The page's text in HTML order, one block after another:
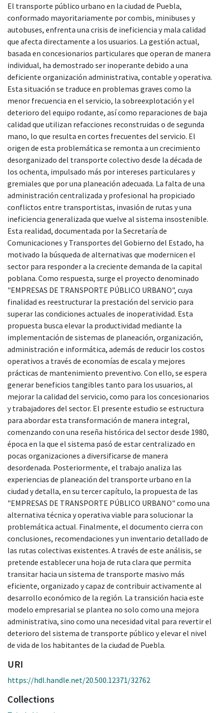
El transporte público urbano en la ciudad de Puebla,
conformado mayoritariamente por combis, minibuses y
autobuses, enfrenta una crisis de ineficiencia y mala calidad
que afecta directamente a los usuarios. La gestión actual,
basada en concesionarios particulares que operan de manera
individual, ha demostrado ser inoperante debido a una
deficiente organización administrativa, contable y operativa.
Esta situación se traduce en problemas graves como la
menor frecuencia en el servicio, la sobreexplotación y el
deterioro del equipo rodante, así como reparaciones de baja
calidad que utilizan refacciones reconstruidas o de segunda
mano, lo que resulta en cortes frecuentes del servicio. El
origen de esta problemática se remonta a un crecimiento
desorganizado del transporte colectivo desde la década de
los ochenta, impulsado más por intereses particulares y
gremiales que por una planeación adecuada. La falta de una
administración centralizada y profesional ha propiciado
conflictos entre transportistas, invasión de rutas y una
ineficiencia generalizada que vuelve al sistema insostenible.
Esta realidad, documentada por la Secretaría de
Comunicaciones y Transportes del Gobierno del Estado, ha
motivado la búsqueda de alternativas que modernicen el
sector para responder a la creciente demanda de la capital
poblana. Como respuesta, surge el proyecto denominado
"EMPRESAS DE TRANSPORTE PÚBLICO URBANO", cuya
finalidad es reestructurar la prestación del servicio para
superar las condiciones actuales de inoperatividad. Esta
propuesta busca elevar la productividad mediante la
implementación de sistemas de planeación, organización,
administración e informática, además de reducir los costos
operativos a través de economías de escala y mejores
prácticas de mantenimiento preventivo. Con ello, se espera
generar beneficios tangibles tanto para los usuarios, al
mejorar la calidad del servicio, como para los concesionarios
y trabajadores del sector. El presente estudio se estructura
para abordar esta transformación de manera integral,
comenzando con una reseña histórica del sector desde 1980,
época en la que el sistema pasó de estar centralizado en
pocas organizaciones a diversificarse de manera
desordenada. Posteriormente, el trabajo analiza las
experiencias de planeación del transporte urbano en la
ciudad y detalla, en su tercer capítulo, la propuesta de las
"EMPRESAS DE TRANSPORTE PÚBLICO URBANO" como una
alternativa técnica y operativa viable para solucionar la
problemática actual. Finalmente, el documento cierra con
conclusiones, recomendaciones y un inventario detallado de
las rutas colectivas existentes. A través de este análisis, se
pretende establecer una hoja de ruta clara que permita
transitar hacia un sistema de transporte masivo más
eficiente, organizado y capaz de contribuir activamente al
desarrollo económico de la región. La transición hacia este
modelo empresarial se plantea no solo como una mejora
administrativa, sino como una necesidad vital para revertir el
deterioro del sistema de transporte público y elevar el nivel
de vida de los habitantes de la ciudad de Puebla.
URI
https://hdl.handle.net/20.500.12371/32762
Collections